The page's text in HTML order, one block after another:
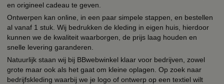
en origineel cadeau te geven.
Ontwerpen kan online, in een paar simpele stappen, en bestellen
al vanaf 1 stuk. Wij bedrukken de kleding in eigen huis, hierdoor
kunnen we de kwaliteit waarborgen, de prijs laag houden en
snelle levering garanderen.
Natuurlijk staan wij bij BBwebwinkel klaar voor bedrijven, zowel
grote maar ook als het gaat om kleine oplagen. Op zoek naar
bedrijfskleding waarbij we je logo of ontwerp op een textiel wilt